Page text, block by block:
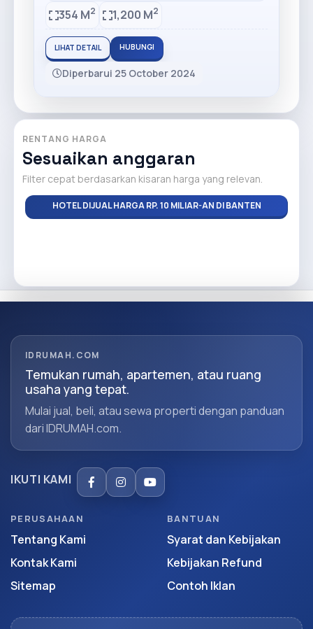
354 M2 1,200 M2
LIHAT DETAIL HUBUNGI
Diperbarui 25 October 2024
RENTANG HARGA
Sesuaikan anggaran
Filter cepat berdasarkan kisaran harga yang relevan.
HOTEL DIJUAL HARGA RP. 10 MILIAR-AN DI BANTEN
IDRUMAH.COM
Temukan rumah, apartemen, atau ruang
usaha yang tepat.
Mulai jual, beli, atau sewa properti dengan panduan
dari IDRUMAH.com.
IKUTI KAMI
PERUSAHAAN
Tentang Kami
Kontak Kami
Sitemap
BANTUAN
Syarat dan Kebijakan
Kebijakan Refund
Contoh Iklan